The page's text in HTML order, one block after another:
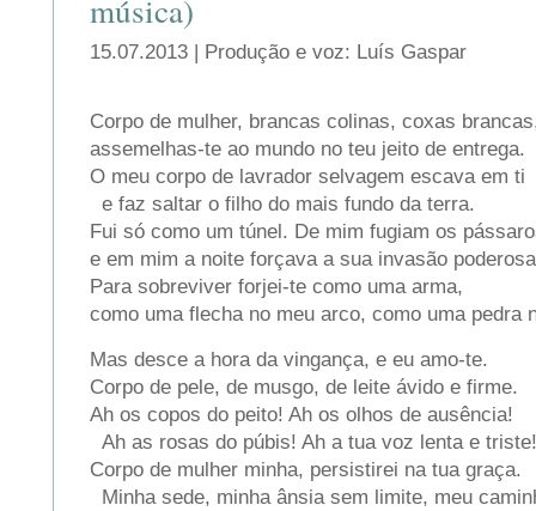
música)
15.07.2013 | Produção e voz: Luís Gaspar
Corpo de mulher, brancas colinas, coxas
assemelhas-te ao mundo no teu jeito de entrega.
O meu corpo de lavrador selvagem escava em ti
e faz saltar o filho do mais fundo da terra.
Fui só como um túnel. De mim fugiam os
e em mim a noite forçava a sua invasão
Para sobreviver forjei-te como uma arma,
como uma flecha no meu arco, como uma pedra
Mas desce a hora da vingança, e eu amo-te.
Corpo de pele, de musgo, de leite ávido e firme.
Ah os copos do peito! Ah os olhos de ausência!
Ah as rosas do púbis! Ah a tua voz lenta e triste!
Corpo de mulher minha, persistirei na tua graça.
Minha sede, minha ânsia sem limite, meu